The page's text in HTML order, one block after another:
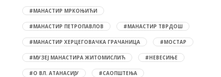
#МАНАСТИР МРКОЊИЋИ
#МАНАСТИР ПЕТРОПАВЛОВ #МАНАСТИР ТВРДОШ
#МАНАСТИР ХЕРЦЕГОВАЧКА ГРАЧАНИЦА #МОСТАР
#МУЗЕЈ МАНАСТИРА ЖИТОМИСЛИЋ #НЕВЕСИЊЕ
#О ВЛ. АТАНАСИЈУ #САОПШТЕЊА